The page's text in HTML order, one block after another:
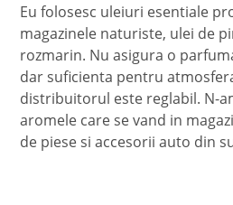
Eu folosesc uleiuri esentiale
magazinele naturiste, ulei de
rozmarin. Nu asigura o
dar suficienta pentru
distribuitorul este reglabil. N-
aromele care se vand in
de piese si accesorii auto din